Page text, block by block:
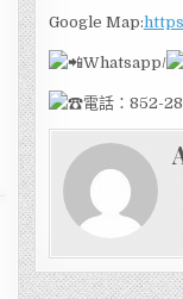
Google Map:
Whatsapp/
電話：852-